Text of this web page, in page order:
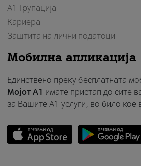
А1 Групација
Кариера
Заштита на лични податоци
Мобилна апликација
Единствено преку бесплатната
Мојот A1 имате пристап до сите
за Вашите A1 услуги, во било кое